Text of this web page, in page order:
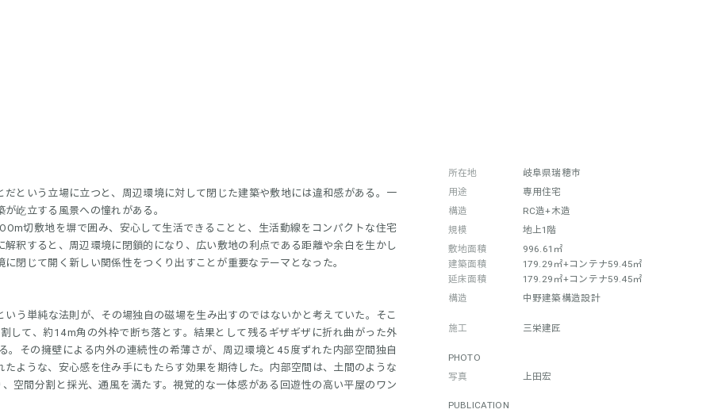
という立場に立つと、周辺環境に対して閉じた建築や敷地には違和感がある。一
屹立する風景への憧れがある。
切敷地を塀で囲み、安心して生活できることと、生活動線をコンパクトな住宅
釈すると、周辺環境に閉鎖的になり、広い敷地の利点である距離や余白を生かし
閉じて開く新しい関係性をつくり出すことが重要なテーマとなった。
う単純な法則が、その場独自の磁場を生み出すのではないかと考えていた。そこ
して、約14m角の外枠で断ち落とす。結果として残るギザギザに折れ曲がった外
。その擁壁による内外の連続性の希薄さが、周辺環境と45度ずれた内部空間独自
ような、安心感を住み手にもたらす効果を期待した。内部空間は、土間のような
空間分割と採光、通風を満たす。視覚的な一体感がある回遊性の高い平屋のワン
所在地
岐阜県瑞穂市
用途
専用住宅
構造
RC造+木造
規模
地上1階
敷地面積
建築面積
延床面積
996.61㎡
179.29㎡+コンテナ59.45㎡
179.29㎡+コンテナ59.45㎡
構造
施工
中野建築構造設計
三栄建匠
PHOTO
写真
上田宏
PUBLICATION